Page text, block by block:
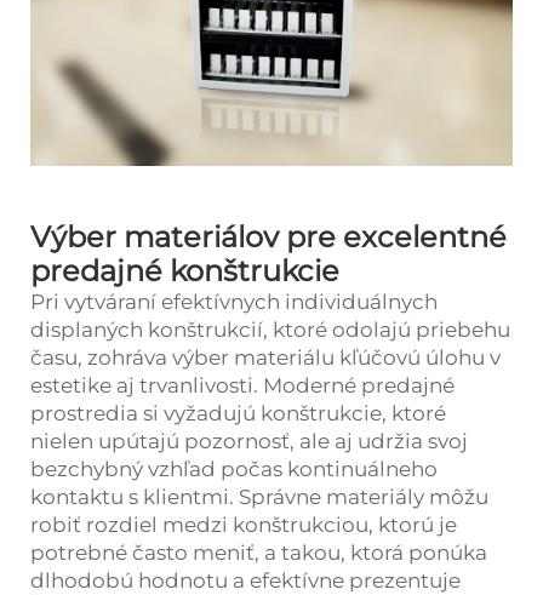
Výber materiálov pre excelentné
predajné konštrukcie
Pri vytváraní efektívnych individuálnych
displaných konštrukcií, ktoré odolajú priebehu
času, zohráva výber materiálu kľúčovú úlohu v
estetike aj trvanlivosti. Moderné predajné
prostredia si vyžadujú konštrukcie, ktoré
nielen upútajú pozornosť, ale aj udržia svoj
bezchybný vzhľad počas kontinuálneho
kontaktu s klientmi. Správne materiály môžu
robiť rozdiel medzi konštrukciou, ktorú je
potrebné často meniť, a takou, ktorá ponúka
dlhodobú hodnotu a efektívne prezentuje